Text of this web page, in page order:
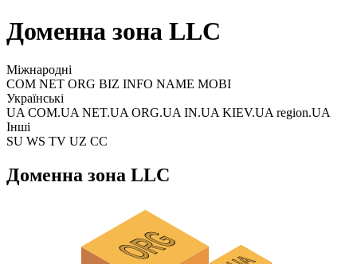
Доменна зона LLC
Міжнародні
COM NET ORG BIZ INFO NAME MOBI
Українські
UA COM.UA NET.UA ORG.UA IN.UA KIEV.UA region.UA
Інші
SU WS TV UZ CC
Доменна зона LLC